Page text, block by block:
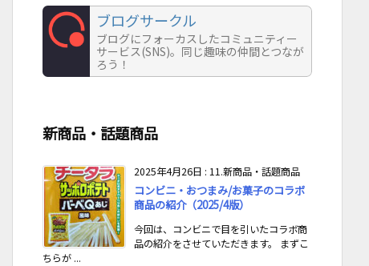
ブログサークル
ブログにフォーカスしたコミュニティー
サービス(SNS)。同じ趣味の仲間とつなが
ろう！
新商品・話題商品
2025年4月26日 : 11.新商品・話題商品
コンビニ・おつまみ/お菓子のコラボ
商品の紹介（2025/4版）
今回は、コンビニで目を引いたコラボ商
品の紹介をさせていただきます。 まずこ
ちらが ...